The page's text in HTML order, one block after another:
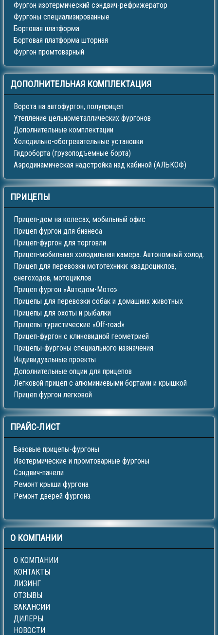
Фургон изотермический сэндвич-рефрижератор
Фургоны специализированные
Бортовая платформа
Бортовая платформа шторная
Фургон промтоварный
ДОПОЛНИТЕЛЬНАЯ КОМПЛЕКТАЦИЯ
Ворота на автофургон, полуприцеп
Утепление цельнометаллических фургонов
Дополнительные комплектации
Холодильно-обогревательные установки
Гидроборта (грузоподъемные борта)
Аэродинамическая надстройка над кабиной (АЛЬКОФ)
ПРИЦЕПЫ
Прицеп-дом на колесах, мобильный офис
Прицеп фургон для бизнеса
Прицеп-фургон для торговли
Прицеп-мобильная холодильная камера. Автономный холод.
Прицеп для перевозки мототехники: квадроциклов,
снегоходов, мотоциклов
Прицеп фургон «Автодом-Мото»
Прицепы для перевозки собак и домашних животных
Прицепы для охоты и рыбалки
Прицепы туристические «Off-road»
Прицеп-фургон с клиновидной геометрией
Прицепы-фургоны специального назначения
Индивидуальные проекты
Дополнительные опции для прицепов
Легковой прицеп с алюминиевыми бортами и крышкой
Прицеп фургон легковой
ПРАЙС-ЛИСТ
Базовые прицепы-фургоны
Изотермические и промтоварные фургоны
Сэндвич-панели
Ремонт крыши фургона
Ремонт дверей фургона
О КОМПАНИИ
О КОМПАНИИ
КОНТАКТЫ
ЛИЗИНГ
ОТЗЫВЫ
ВАКАНСИИ
ДИЛЕРЫ
НОВОСТИ